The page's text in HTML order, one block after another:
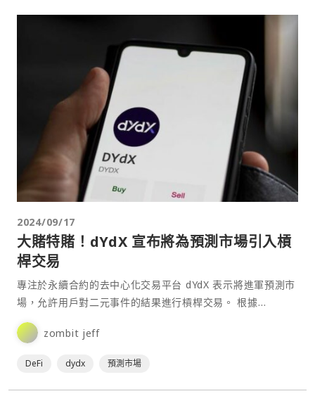
2024/09/17
大賭特賭！dYdX 宣布將為預測市場引入槓
桿交易
專注於永續合約的去中心化交易平台 dYdX 表示將進軍預測市
場，允許用戶對二元事件的結果進行槓桿交易。 根據
CoinDesk⋯
zombit jeff
DeFi dydx 預測市場